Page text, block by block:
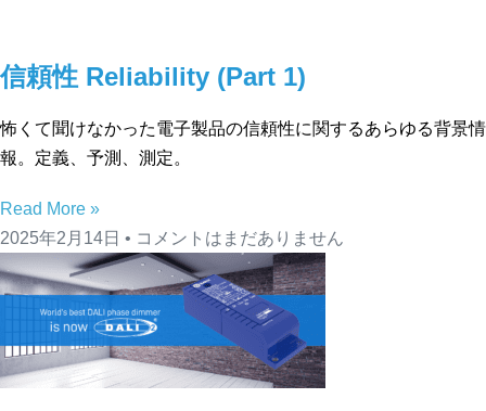
信頼性 Reliability (Part 1)
怖くて聞けなかった電子製品の信頼性に関するあらゆる背景情
報。定義、予測、測定。
Read More »
2025年2月14日
コメントはまだありません